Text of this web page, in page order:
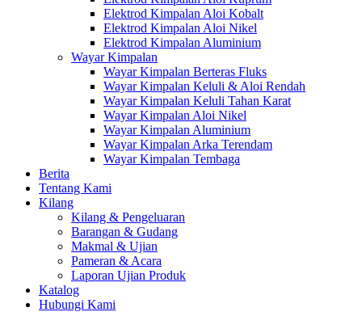
Elektrod Kimpalan Aloi Kobalt
Elektrod Kimpalan Aloi Nikel
Elektrod Kimpalan Aluminium
Wayar Kimpalan
Wayar Kimpalan Berteras Fluks
Wayar Kimpalan Keluli & Aloi Rendah
Wayar Kimpalan Keluli Tahan Karat
Wayar Kimpalan Aloi Nikel
Wayar Kimpalan Aluminium
Wayar Kimpalan Arka Terendam
Wayar Kimpalan Tembaga
Berita
Tentang Kami
Kilang
Kilang & Pengeluaran
Barangan & Gudang
Makmal & Ujian
Pameran & Acara
Laporan Ujian Produk
Katalog
Hubungi Kami